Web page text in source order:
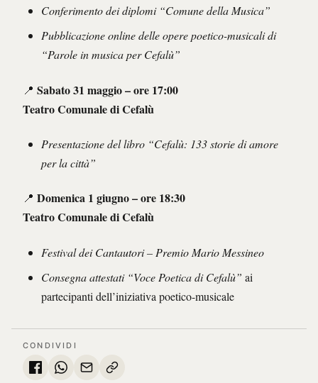
Conferimento dei diplomi “Comune della Musica”
Pubblicazione online delle opere poetico-musicali di
“Parole in musica per Cefalù”
📍 Sabato 31 maggio – ore 17:00
Teatro Comunale di Cefalù
Presentazione del libro “Cefalù: 133 storie di amore
per la città”
📍 Domenica 1 giugno – ore 18:30
Teatro Comunale di Cefalù
Festival dei Cantautori – Premio Mario Messineo
Consegna attestati “Voce Poetica di Cefalù” ai
partecipanti dell’iniziativa poetico-musicale
CONDIVIDI